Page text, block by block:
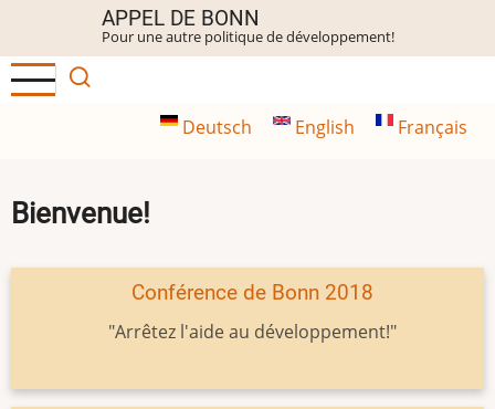
contenu
principal
APPEL DE BONN
Pour une autre politique de développement!
Deutsch English Français
Bienvenue!
Conférence de Bonn 2018
"Arrêtez l'aide au développement!"